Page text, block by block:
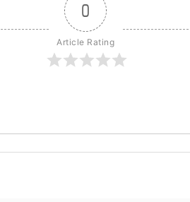
0
Article Rating